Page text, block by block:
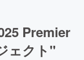
Premier
ェクト"